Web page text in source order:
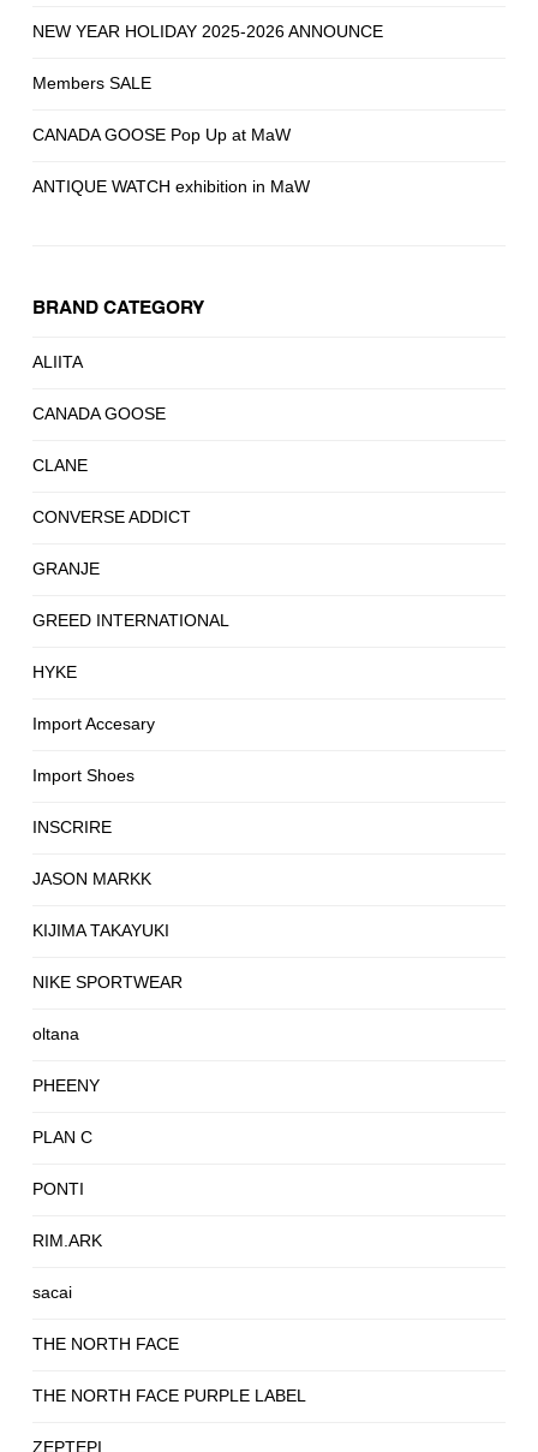
NEW YEAR HOLIDAY 2025-2026 ANNOUNCE
Members SALE
CANADA GOOSE Pop Up at MaW
ANTIQUE WATCH exhibition in MaW
BRAND CATEGORY
ALIITA
CANADA GOOSE
CLANE
CONVERSE ADDICT
GRANJE
GREED INTERNATIONAL
HYKE
Import Accesary
Import Shoes
INSCRIRE
JASON MARKK
KIJIMA TAKAYUKI
NIKE SPORTWEAR
oltana
PHEENY
PLAN C
PONTI
RIM.ARK
sacai
THE NORTH FACE
THE NORTH FACE PURPLE LABEL
ZEPTEPI